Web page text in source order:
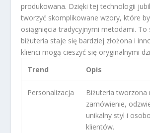
produkowana. Dzięki tej technologii
tworzyć skomplikowane wzory, które
osiągnięcia tradycyjnymi metodami. To
biżuteria staje się bardziej złożona i
klienci mogą cieszyć się oryginalnymi
Trend
Opis
Personalizacja
Biżuteria tworzona
zamówienie,
unikalny styl i
klientów.